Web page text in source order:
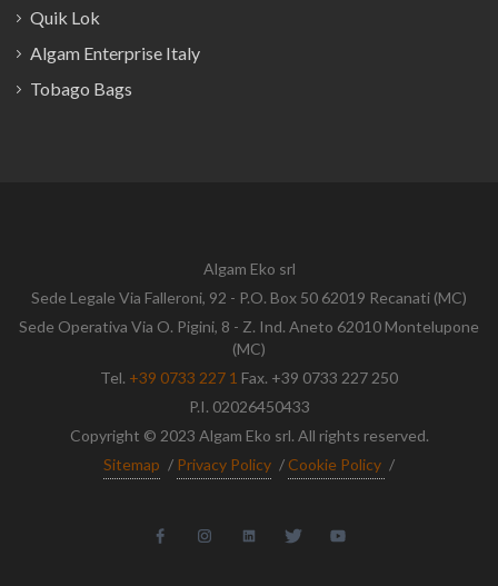
Quik Lok
Algam Enterprise Italy
Tobago Bags
Algam Eko srl
Sede Legale Via Falleroni, 92 - P.O. Box 50 62019 Recanati (MC)
Sede Operativa Via O. Pigini, 8 - Z. Ind. Aneto 62010 Montelupone
(MC)
Tel. +39 0733 227 1 Fax. +39 0733 227 250
P.I. 02026450433
Copyright © 2023 Algam Eko srl. All rights reserved.
Sitemap / Privacy Policy / Cookie Policy /